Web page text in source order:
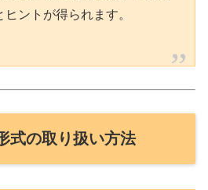
ントが得られます。
式の取り扱い方法